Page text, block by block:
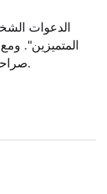
الدعوات
المتميزين".
صراحة بجلب الأشخاص المرافقين معهم.